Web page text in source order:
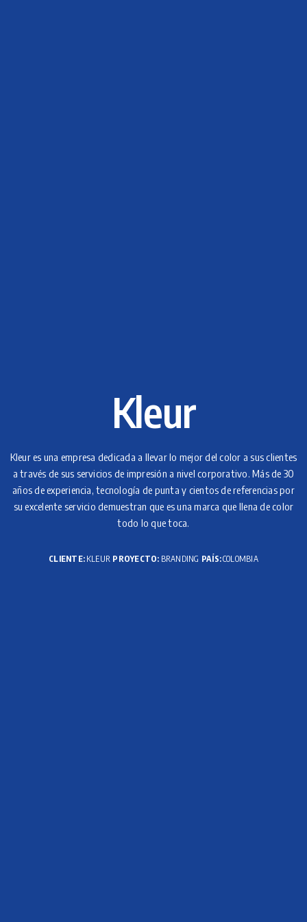
Kleur
Kleur es una empresa dedicada a llevar lo mejor del color a sus clientes
a través de sus servicios de impresión a nivel corporativo. Más de 30
años de experiencia, tecnología de punta y cientos de referencias por
su excelente servicio demuestran que es una marca que llena de color
todo lo que toca.
CLIENTE: KLEUR PROYECTO: BRANDING PAÍS:COLOMBIA